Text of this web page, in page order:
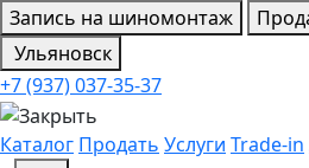
Запись на шиномонтаж
Ульяновск
+7 (937) 037-35-37
Каталог Продать Услуги Trade-in